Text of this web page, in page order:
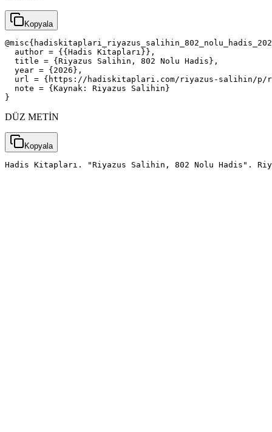
Kopyala
  author = {{Hadis Kitapları}},
  title = {Riyazus Salihin, 802 Nolu Hadis},
  year = {2026},
url = {https://hadiskitaplari.com/riyazus-salihin/
  note = {Kaynak: Riyazus Salihin}
}
DÜZ METİN
Kopyala
Hadis Kitapları. "Riyazus Salihin, 802 Nolu Hadis".